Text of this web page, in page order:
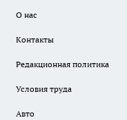
О нас
Контакты
Редакционная политика
Условия труда
Авто